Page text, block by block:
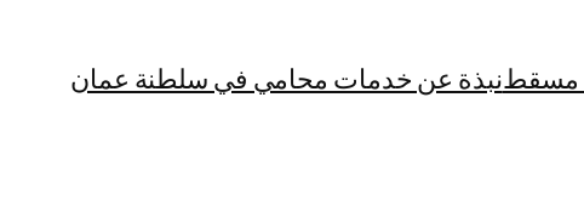
مسقطنبذة عن خدمات محامي في سلطنة عمان